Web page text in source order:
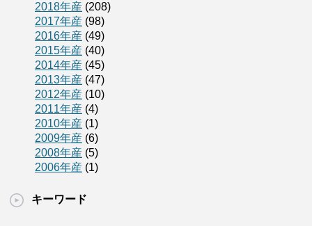
2018年産 (208)
2017年産 (98)
2016年産 (49)
2015年産 (40)
2014年産 (45)
2013年産 (47)
2012年産 (10)
2011年産 (4)
2010年産 (1)
2009年産 (6)
2008年産 (5)
2006年産 (1)
キーワード